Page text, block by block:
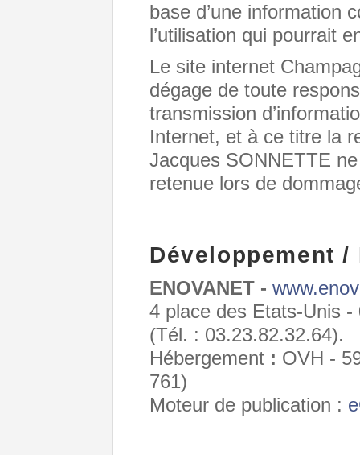
base d’une information
l’utilisation qui pourrait
Le site internet
dégage de toute
transmission
Internet, et à ce titre la
Jacques SONNETTE
retenue lors de
Développement
ENOVANET -
4 place des Etats-Unis
(Tél. : 03.23.82.32.64).
Hébergement : OVH -
761)
Moteur de publication :